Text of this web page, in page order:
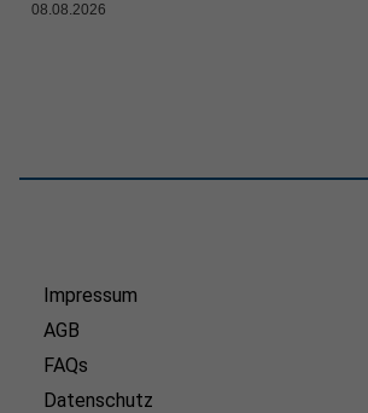
08.08.2026
Impressum
AGB
FAQs
Datenschutz